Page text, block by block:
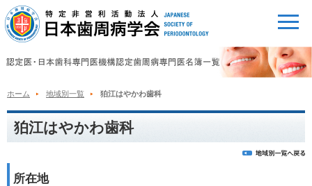
ホーム 地域別一覧 狛江はやかわ歯科
狛江はやかわ歯科
所在地